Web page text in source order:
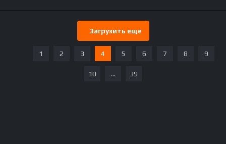
Загрузить еще
1 2 3 4 5 6 7 8 9
10 ... 39